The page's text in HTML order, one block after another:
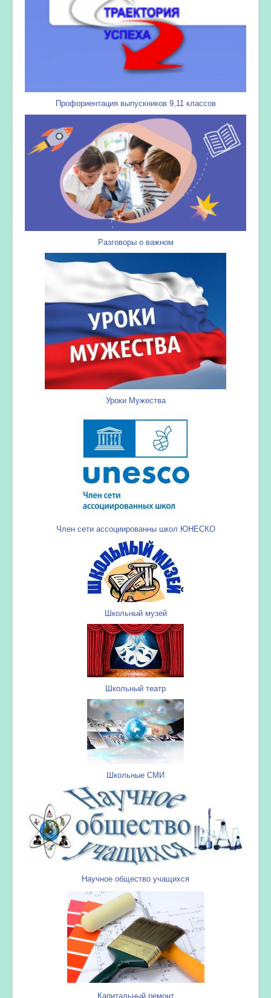
Профориентация выпускников 9,11 классов
Разговоры о важном
Уроки Мужества
Член сети ассоциированны школ ЮНЕСКО
Школьный музей
Школьный театр
Школьные СМИ
Научное общество учащихся
Капитальный ремонт